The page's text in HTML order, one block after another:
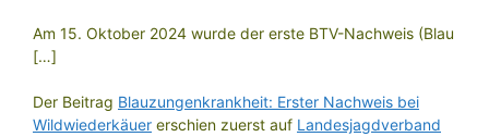
Am 15. Oktober 2024 wurde der erste BTV-Nachweis (Blau
[…]
Der Beitrag Blauzungenkrankheit: Erster Nachweis bei
Wildwiederkäuer erschien zuerst auf Landesjagdverband